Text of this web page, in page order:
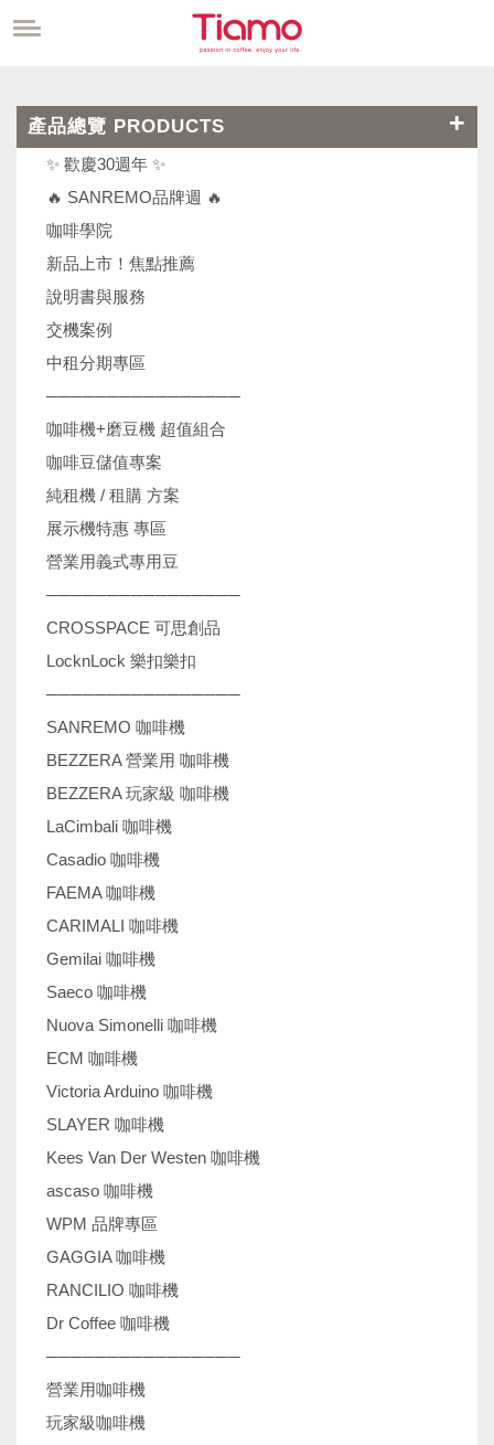
產品總覽 PRODUCTS
✨ 歡慶30週年 ✨
🔥 SANREMO品牌週 🔥
咖啡學院
新品上市！焦點推薦
說明書與服務
交機案例
中租分期專區
────────────────
咖啡機+磨豆機 超值組合
咖啡豆儲值專案
純租機 / 租購 方案
展示機特惠 專區
營業用義式專用豆
────────────────
CROSSPACE 可思創品
LocknLock 樂扣樂扣
────────────────
SANREMO 咖啡機
BEZZERA 營業用 咖啡機
BEZZERA 玩家級 咖啡機
LaCimbali 咖啡機
Casadio 咖啡機
FAEMA 咖啡機
CARIMALI 咖啡機
Gemilai 咖啡機
Saeco 咖啡機
Nuova Simonelli 咖啡機
ECM 咖啡機
Victoria Arduino 咖啡機
SLAYER 咖啡機
Kees Van Der Westen 咖啡機
ascaso 咖啡機
WPM 品牌專區
GAGGIA 咖啡機
RANCILIO 咖啡機
Dr Coffee 咖啡機
────────────────
營業用咖啡機
玩家級咖啡機